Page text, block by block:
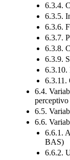
6.3.4.
6.3.5.
6.3.6.
6.3.7.
6.3.8.
6.3.9.
6.3.10.
6.3.11.
6.4.
perceptivo
6.5.
6.6.
6.6.1.
BAS)
6.6.2.